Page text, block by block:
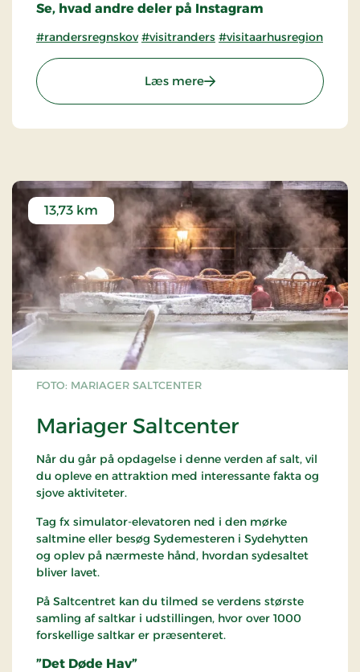
Se, hvad andre deler på Instagram
#randersregnskov #visitranders #visitaarhusregion
Læs mere: Randers Regnskov
FOTO: MARIAGER SALTCENTER
Mariager Saltcenter
13,73 km
Når du går på opdagelse i denne verden af salt, vil
du opleve en attraktion med interessante fakta og
sjove aktiviteter.
Tag fx simulator-elevatoren ned i den mørke
saltmine eller besøg Sydemesteren i Sydehytten
og oplev på nærmeste hånd, hvordan sydesaltet
bliver lavet.
På Saltcentret kan du tilmed se verdens største
samling af saltkar i udstillingen, hvor over 1000
forskellige saltkar er præsenteret.
”Det Døde Hav”